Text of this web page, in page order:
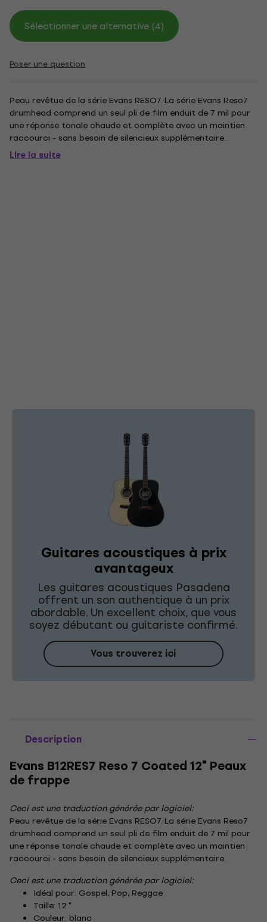
Sélectionner une alternative (4)
Poser une question
Peau revêtue de la série Evans RESO7. La série Evans Reso7
drumhead comprend un seul pli de film enduit de 7 mil pour
une réponse tonale chaude et complète avec un maintien
raccourci - sans besoin de silencieux supplémentaire. .
Lire la suite
Guitares acoustiques à prix
avantageux
Les guitares acoustiques Pasadena
offrent un son authentique à un prix
abordable. Un excellent choix, que vous
soyez débutant ou guitariste confirmé.
Vous trouverez ici
Description
Evans B12RES7 Reso 7 Coated 12" Peaux
de frappe
Ceci est une traduction générée par logiciel:
Peau revêtue de la série Evans RESO7. La série Evans Reso7
drumhead comprend un seul pli de film enduit de 7 mil pour
une réponse tonale chaude et complète avec un maintien
raccourci - sans besoin de silencieux supplémentaire.
Ceci est une traduction générée par logiciel:
Idéal pour: Gospel, Pop, Reggae
Taille: 12 "
Couleur: blanc